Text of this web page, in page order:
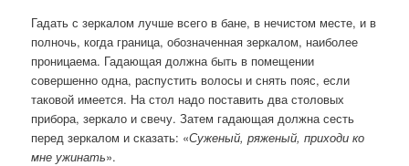
Гадать с зеркалом лучше всего в бане, в нечистом месте, и в
полночь, когда граница, обозначенная зеркалом, наиболее
проницаема. Гадающая должна быть в помещении
совершенно одна, распустить волосы и снять пояс, если
таковой имеется. На стол надо поставить два столовых
прибора, зеркало и свечу. Затем гадающая должна сесть
перед зеркалом и сказать: «Суженый, ряженый, приходи ко
мне ужинать».